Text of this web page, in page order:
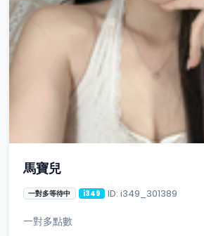
馬寶兒
一對多等待中 i349 ID: i349_301389
一對多點數